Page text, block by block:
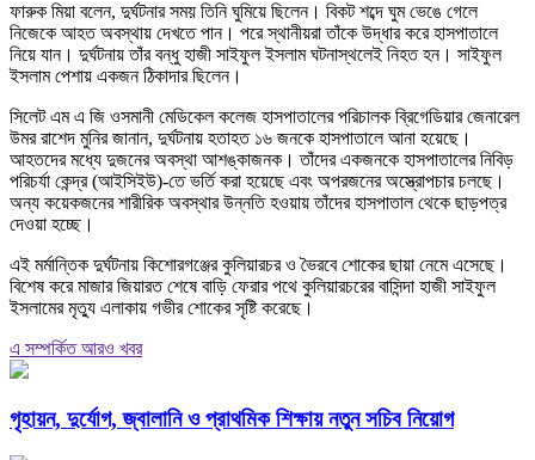
ফারুক মিয়া বলেন, দুর্ঘটনার সময় তিনি ঘুমিয়ে ছিলেন। বিকট শব্দে ঘুম ভেঙে গেলে
নিজেকে আহত অবস্থায় দেখতে পান। পরে স্থানীয়রা তাঁকে উদ্ধার করে হাসপাতালে
নিয়ে যান। দুর্ঘটনায় তাঁর বন্ধু হাজী সাইফুল ইসলাম ঘটনাস্থলেই নিহত হন। সাইফুল
ইসলাম পেশায় একজন ঠিকাদার ছিলেন।
সিলেট এম এ জি ওসমানী মেডিকেল কলেজ হাসপাতালের পরিচালক ব্রিগেডিয়ার জেনারেল
উমর রাশেদ মুনির জানান, দুর্ঘটনায় হতাহত ১৬ জনকে হাসপাতালে আনা হয়েছে।
আহতদের মধ্যে দুজনের অবস্থা আশঙ্কাজনক। তাঁদের একজনকে হাসপাতালের নিবিড়
পরিচর্যা কেন্দ্র (আইসিইউ)-তে ভর্তি করা হয়েছে এবং অপরজনের অস্ত্রোপচার চলছে।
অন্য কয়েকজনের শারীরিক অবস্থার উন্নতি হওয়ায় তাঁদের হাসপাতাল থেকে ছাড়পত্র
দেওয়া হচ্ছে।
এই মর্মান্তিক দুর্ঘটনায় কিশোরগঞ্জের কুলিয়ারচর ও ভৈরবে শোকের ছায়া নেমে এসেছে।
বিশেষ করে মাজার জিয়ারত শেষে বাড়ি ফেরার পথে কুলিয়ারচরের বাসিন্দা হাজী সাইফুল
ইসলামের মৃত্যু এলাকায় গভীর শোকের সৃষ্টি করেছে।
এ সম্পর্কিত আরও খবর
গৃহায়ন, দুর্যোগ, জ্বালানি ও প্রাথমিক শিক্ষায় নতুন সচিব নিয়োগ